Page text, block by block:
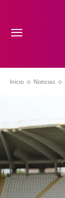
Inicio Noticias